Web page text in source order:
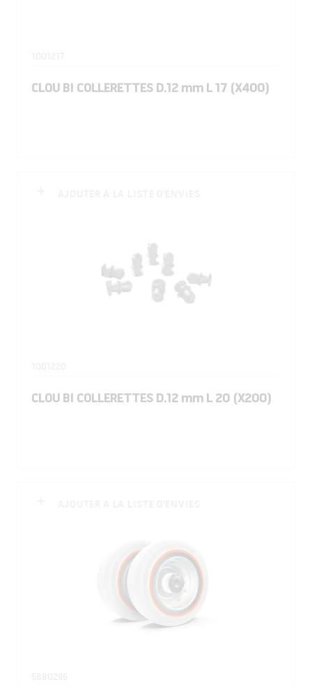
1001217
CLOU BI COLLERETTES D.12 mm L 17 (X400)
1001220
CLOU BI COLLERETTES D.12 mm L 20 (X200)
5880295